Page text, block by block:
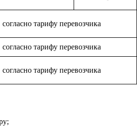
согласно тарифу перевозчика
согласно тарифу перевозчика
согласно тарифу перевозчика